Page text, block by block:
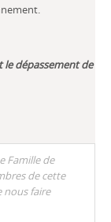
le dépassement de
Famille de
de cette
nous faire